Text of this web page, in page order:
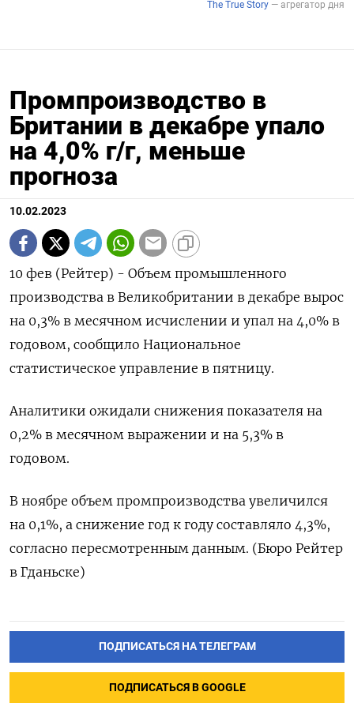
Промпроизводство в
Британии в декабре упало
на 4,0% г/г, меньше
прогноза
10.02.2023
10 фев (Рейтер) - Объем промышленного
производства в Великобритании в декабре вырос
на 0,3% в месячном исчислении и упал на 4,0% в
годовом, сообщило Национальное
статистическое управление в пятницу.
Аналитики ожидали снижения показателя на
0,2% в месячном выражении и на 5,3% в
годовом.
В ноябре объем промпроизводства увеличился
на 0,1%, а снижение год к году составляло 4,3%,
согласно пересмотренным данным. (Бюро Рейтер
в Гданьске)
ПОДПИСАТЬСЯ НА ТЕЛЕГРАМ
ПОДПИСАТЬСЯ В GOOGLE